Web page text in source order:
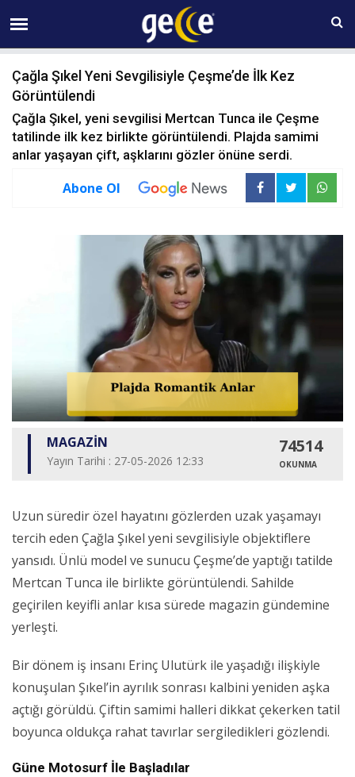
10 AĞUSTOS Pazartesi 11:57
Çağla Şıkel Yeni Sevgilisiyle Çeşme’de İlk Kez
Görüntülendi
Çağla Şıkel, yeni sevgilisi Mertcan Tunca ile Çeşme
tatilinde ilk kez birlikte görüntülendi. Plajda samimi
anlar yaşayan çift, aşklarını gözler önüne serdi.
Abone Ol
MAGAZİN
Yayın Tarihi : 27-05-2026 12:33
74514
OKUNMA
Uzun süredir özel hayatını gözlerden uzak yaşamayı
tercih eden Çağla Şıkel yeni sevgilisiyle objektiflere
yansıdı. Ünlü model ve sunucu Çeşme’de yaptığı tatilde
Mertcan Tunca ile birlikte görüntülendi. Sahilde
geçirilen keyifli anlar kısa sürede magazin gündemine
yerleşti.
Bir dönem iş insanı Erinç Ulutürk ile yaşadığı ilişkiyle
konuşulan Şıkel’in ayrılık sonrası kalbini yeniden aşka
açtığı görüldü. Çiftin samimi halleri dikkat çekerken tatil
boyunca oldukça rahat tavırlar sergiledikleri gözlendi.
Güne Motosurf İle Başladılar